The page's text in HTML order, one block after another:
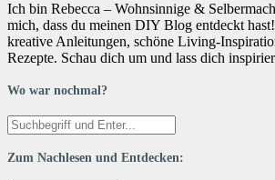
Ich bin Rebecca – Wohnsinnige &
mich, dass du meinen DIY Blog entdeckt
kreative Anleitungen, schöne Living-
Rezepte. Schau dich um und lass dich
Wo war nochmal?
Zum Nachlesen und Entdecken: